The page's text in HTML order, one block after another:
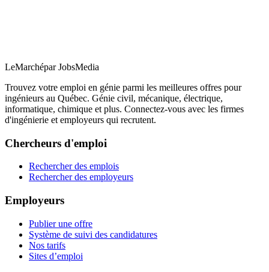
LeMarchépar JobsMedia
Trouvez votre emploi en génie parmi les meilleures offres pour
ingénieurs au Québec. Génie civil, mécanique, électrique,
informatique, chimique et plus. Connectez-vous avec les firmes
d'ingénierie et employeurs qui recrutent.
Chercheurs d'emploi
Rechercher des emplois
Rechercher des employeurs
Employeurs
Publier une offre
Système de suivi des candidatures
Nos tarifs
Sites d’emploi